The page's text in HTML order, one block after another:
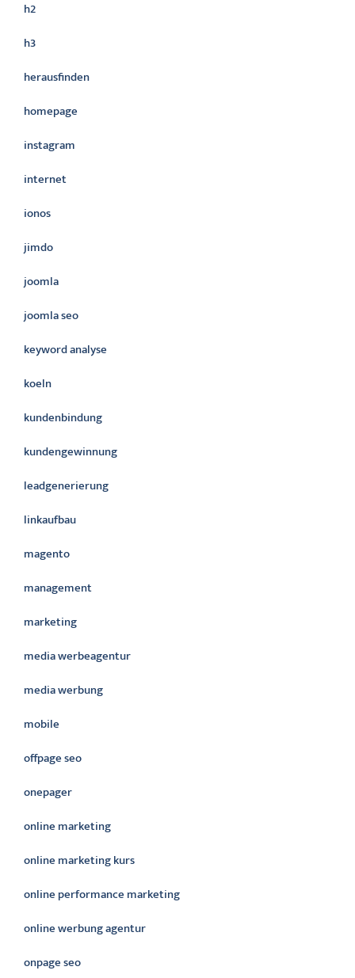
h2
h3
herausfinden
homepage
instagram
internet
ionos
jimdo
joomla
joomla seo
keyword analyse
koeln
kundenbindung
kundengewinnung
leadgenerierung
linkaufbau
magento
management
marketing
media werbeagentur
media werbung
mobile
offpage seo
onepager
online marketing
online marketing kurs
online performance marketing
online werbung agentur
onpage seo